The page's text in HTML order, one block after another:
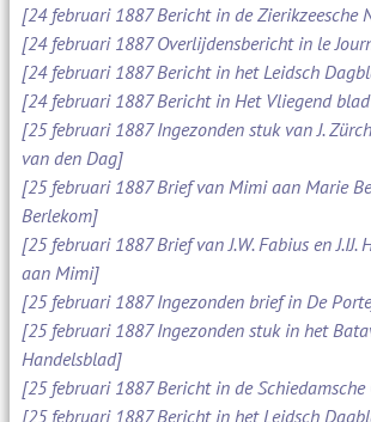
[24 februari 1887 Bericht in de Zierikzeesche
[24 februari 1887 Overlijdensbericht in le
[24 februari 1887 Bericht in het Leidsch
[24 februari 1887 Bericht in Het Vliegend
[25 februari 1887 Ingezonden stuk van J.
van den Dag]
[25 februari 1887 Brief van Mimi aan Marie
Berlekom]
[25 februari 1887 Brief van J.W. Fabius en
aan Mimi]
[25 februari 1887 Ingezonden brief in De
[25 februari 1887 Ingezonden stuk in het
Handelsblad]
[25 februari 1887 Bericht in de
[25 februari 1887 Bericht in het Leidsch